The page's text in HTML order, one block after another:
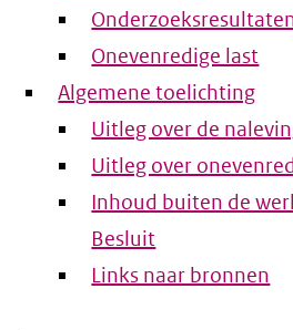
Onevenredige last
Algemene toelichting
Uitleg over de
Uitleg over
Inhoud buiten de
Besluit
Links naar bronnen